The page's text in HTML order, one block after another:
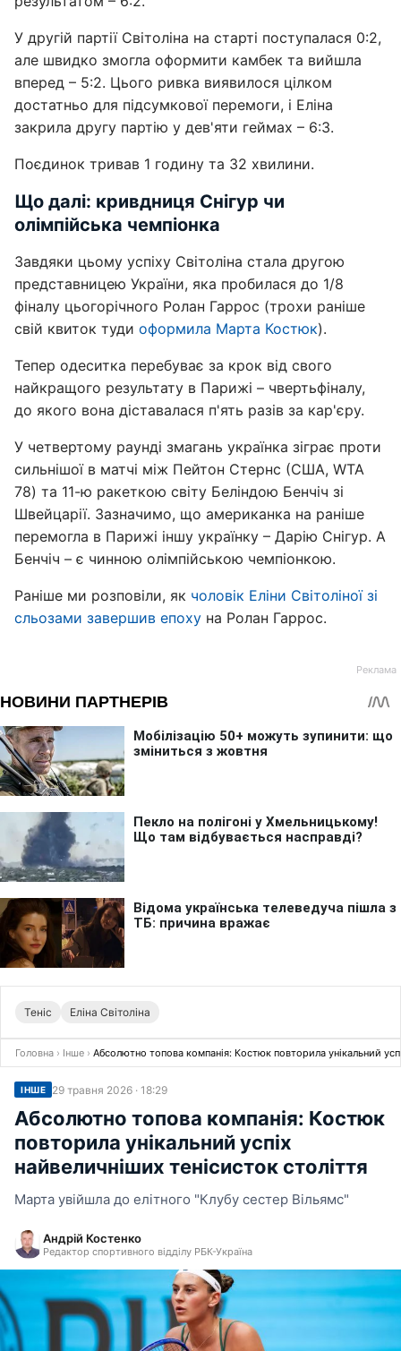
У другій партії Світоліна на старті поступалася 0:2,
але швидко змогла оформити камбек та вийшла
вперед – 5:2. Цього ривка виявилося цілком
достатньо для підсумкової перемоги, і Еліна
закрила другу партію у дев'яти геймах – 6:3.
Поєдинок тривав 1 годину та 32 хвилини.
Що далі: кривдниця Снігур чи
олімпійська чемпіонка
Завдяки цьому успіху Світоліна стала другою
представницею України, яка пробилася до 1/8
фіналу цьогорічного Ролан Гаррос (трохи раніше
свій квиток туди оформила Марта Костюк).
Тепер одеситка перебуває за крок від свого
найкращого результату в Парижі – чвертьфіналу,
до якого вона діставалася п'ять разів за кар'єру.
У четвертому раунді змагань українка зіграє проти
сильнішої в матчі між Пейтон Стернс (США, WTA
78) та 11-ю ракеткою світу Беліндою Бенчіч зі
Швейцарії. Зазначимо, що американка на раніше
перемогла в Парижі іншу українку – Дарію Снігур. А
Бенчіч – є чинною олімпійською чемпіонкою.
Раніше ми розповіли, як чоловік Еліни Світоліної зі
сльозами завершив епоху на Ролан Гаррос.
Теніс Еліна Світоліна
Головна › Інше › Абсолютно топова компанія: Костюк повторила унікальний
ІНШЕ 29 травня 2026 · 18:29
Абсолютно топова компанія: Костюк
повторила унікальний успіх
найвеличніших тенісисток століття
Марта увійшла до елітного "Клубу сестер Вільямс"
Андрій Костенко
Редактор спортивного відділу РБК-Україна